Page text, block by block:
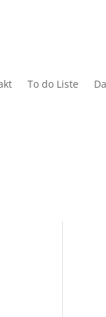
To do Liste